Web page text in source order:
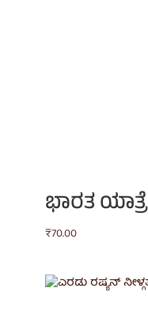
ಭಾರತ ಯಾತ್ರೆ
₹70.00